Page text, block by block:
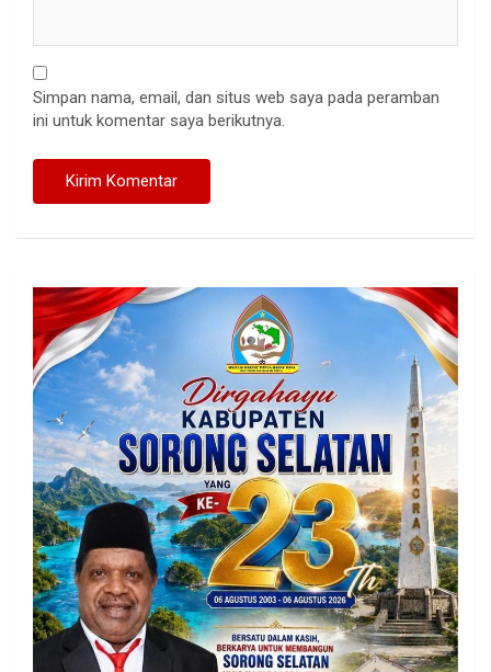
Simpan nama, email, dan situs web saya pada peramban
ini untuk komentar saya berikutnya.